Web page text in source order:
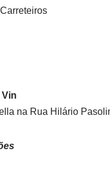
Vin
na Rua Hilário